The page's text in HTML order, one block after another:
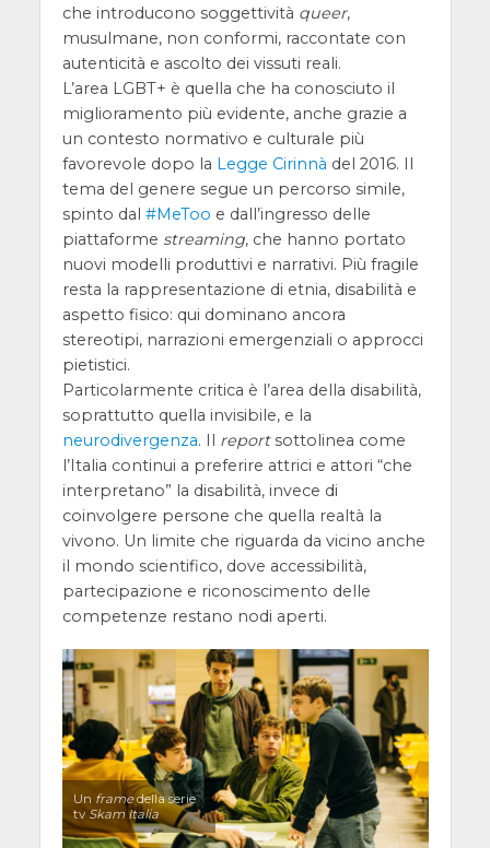
che introducono soggettività queer,
musulmane, non conformi, raccontate con
autenticità e ascolto dei vissuti reali.
L’area LGBT+ è quella che ha conosciuto il
miglioramento più evidente, anche grazie a
un contesto normativo e culturale più
favorevole dopo la Legge Cirinnà del 2016. Il
tema del genere segue un percorso simile,
spinto dal #MeToo e dall’ingresso delle
piattaforme streaming, che hanno portato
nuovi modelli produttivi e narrativi. Più fragile
resta la rappresentazione di etnia, disabilità e
aspetto fisico: qui dominano ancora
stereotipi, narrazioni emergenziali o approcci
pietistici.
Particolarmente critica è l’area della disabilità,
soprattutto quella invisibile, e la
neurodivergenza. Il reportsottolinea come
l’Italia continui a preferire attrici e attori “che
interpretano” la disabilità, invece di
coinvolgere persone che quella realtà la
vivono. Un limite che riguarda da vicino anche
il mondo scientifico, dove accessibilità,
partecipazione e riconoscimento delle
competenze restano nodi aperti.
Un framedella serie
tv Skam Italia